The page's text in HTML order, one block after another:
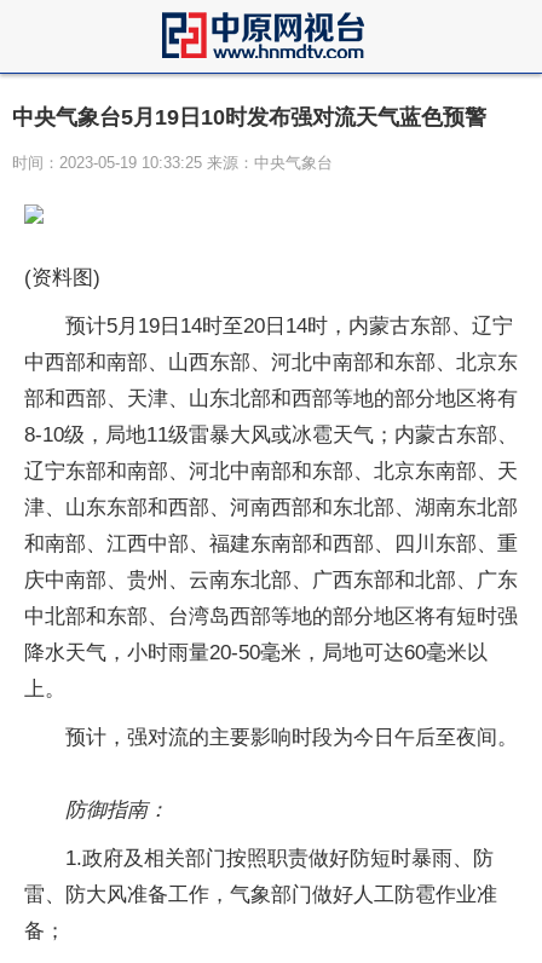
中央气象台5月19日10时发布强对流天气蓝色预警
时间：2023-05-19 10:33:25 来源：中央气象台
(资料图)
预计5月19日14时至20日14时，内蒙古东部、辽宁
中西部和南部、山西东部、河北中南部和东部、北京东
部和西部、天津、山东北部和西部等地的部分地区将有
8-10级，局地11级雷暴大风或冰雹天气；内蒙古东部、
辽宁东部和南部、河北中南部和东部、北京东南部、天
津、山东东部和西部、河南西部和东北部、湖南东北部
和南部、江西中部、福建东南部和西部、四川东部、重
庆中南部、贵州、云南东北部、广西东部和北部、广东
中北部和东部、台湾岛西部等地的部分地区将有短时强
降水天气，小时雨量20-50毫米，局地可达60毫米以
上。
预计，强对流的主要影响时段为今日午后至夜间。
防御指南：
1.政府及相关部门按照职责做好防短时暴雨、防
雷、防大风准备工作，气象部门做好人工防雹作业准
备；